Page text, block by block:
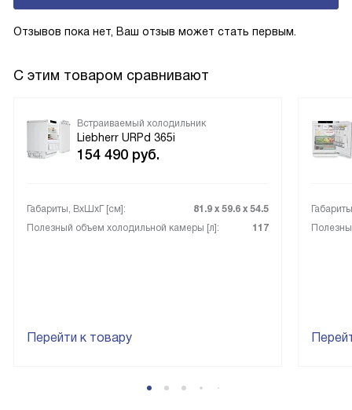
Отзывов пока нет, Ваш отзыв может стать первым.
С этим товаром сравнивают
Встраиваемый холодильник
Liebherr URPd 365i
154 490 руб.
Габариты, ВxШxГ [см]:
81.9 х 59.6 х 54.5
Полезный объем холодильной камеры [л]:
117
Перейти к товару